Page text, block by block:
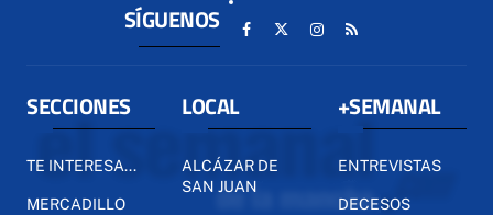
SÍGUENOS
SECCIONES
TE INTERESA...
MERCADILLO
LOCAL
ALCÁZAR DE
SAN JUAN
+SEMANAL
ENTREVISTAS
DECESOS